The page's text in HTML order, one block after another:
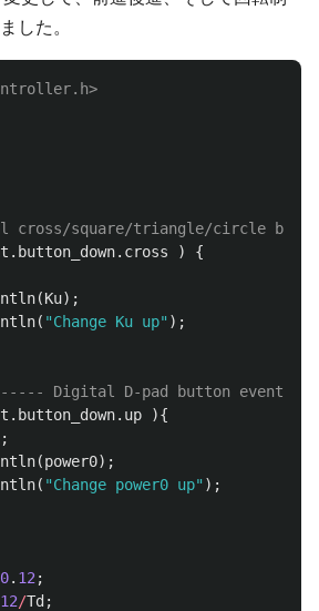
した。
square/triangle/circle
. button_down. cross )
{
(Ku);
( "Change Ku up" );
Digital D-pad button events
. button_down. up
){
;
(power0);
( "Change power0 up" );
0. 12 ;
12/Td ;